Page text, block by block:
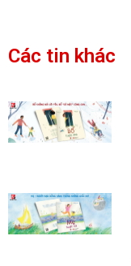
Các tin khác